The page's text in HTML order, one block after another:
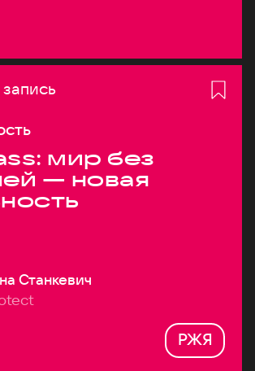
мир без
— новая
Станкевич
РЖЯ